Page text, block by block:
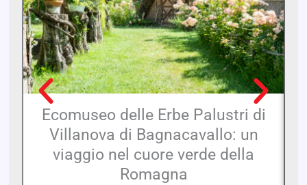
Ecomuseo delle Erbe Palustri di
Villanova di Bagnacavallo: un
viaggio nel cuore verde della
Romagna